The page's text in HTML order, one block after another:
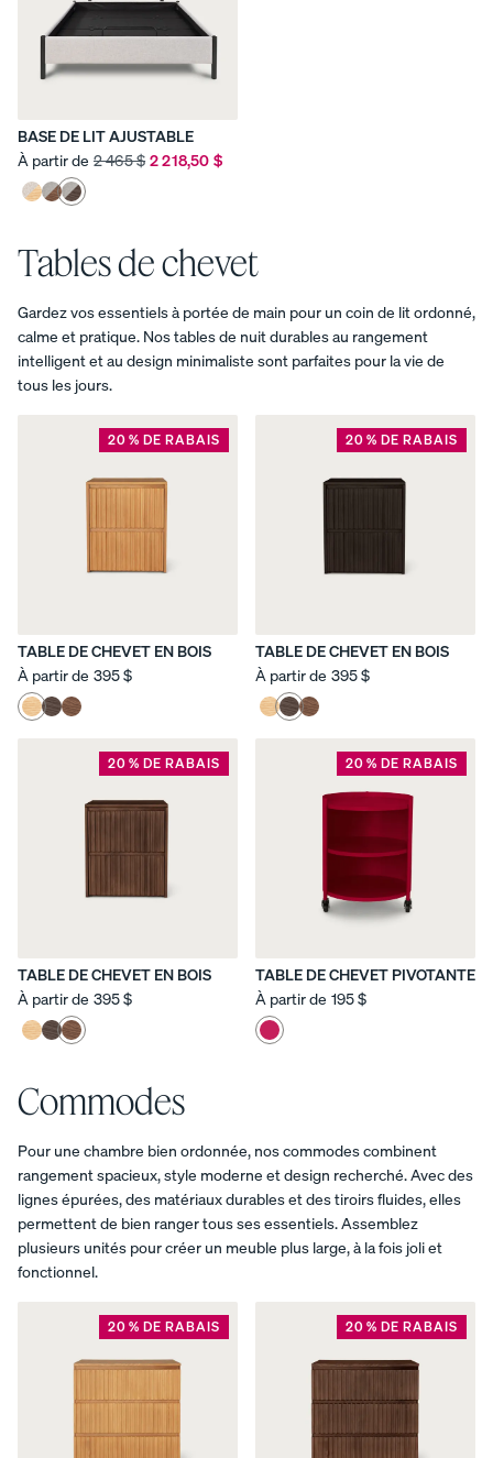
BASE DE LIT AJUSTABLE
À partir de 2 465 $ 2 218,50 $
Tables de chevet
Gardez vos essentiels à portée de main pour un coin de lit ordonné,
calme et pratique. Nos tables de nuit durables au rangement
intelligent et au design minimaliste sont parfaites pour la vie de
tous les jours.
20 % DE RABAIS
TABLE DE CHEVET EN BOIS
À partir de 395 $
20 % DE RABAIS
TABLE DE CHEVET EN BOIS
À partir de 395 $
20 % DE RABAIS
TABLE DE CHEVET EN BOIS
À partir de 395 $
20 % DE RABAIS
TABLE DE CHEVET PIVOTANTE
À partir de 195 $
Commodes
Pour une chambre bien ordonnée, nos commodes combinent
rangement spacieux, style moderne et design recherché. Avec des
lignes épurées, des matériaux durables et des tiroirs fluides, elles
permettent de bien ranger tous ses essentiels. Assemblez
plusieurs unités pour créer un meuble plus large, à la fois joli et
fonctionnel.
20 % DE RABAIS 20 % DE RABAIS